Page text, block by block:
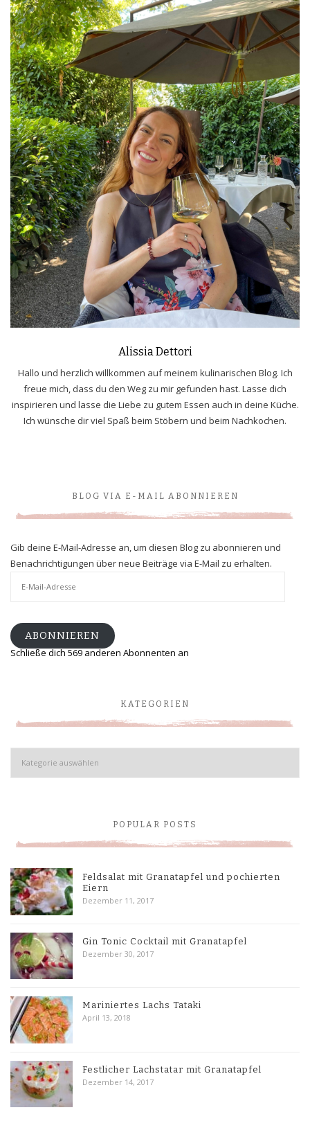
Alissia Dettori
Hallo und herzlich willkommen auf meinem kulinarischen Blog. Ich
freue mich, dass du den Weg zu mir gefunden hast. Lasse dich
inspirieren und lasse die Liebe zu gutem Essen auch in deine Küche.
Ich wünsche dir viel Spaß beim Stöbern und beim Nachkochen.
BLOG VIA E-MAIL ABONNIEREN
Gib deine E-Mail-Adresse an, um diesen Blog zu abonnieren und
Benachrichtigungen über neue Beiträge via E-Mail zu erhalten.
ABONNIEREN
Schließe dich 569 anderen Abonnenten an
KATEGORIEN
Kategorien
POPULAR POSTS
Feldsalat mit Granatapfel und pochierten
Eiern
Dezember 11, 2017
Gin Tonic Cocktail mit Granatapfel
Dezember 30, 2017
Mariniertes Lachs Tataki
April 13, 2018
Festlicher Lachstatar mit Granatapfel
Dezember 14, 2017